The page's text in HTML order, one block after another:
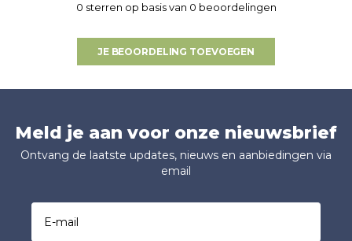
0 sterren op basis van 0 beoordelingen
JE BEOORDELING TOEVOEGEN
Meld je aan voor onze nieuwsbrief
Ontvang de laatste updates, nieuws en aanbiedingen via
email